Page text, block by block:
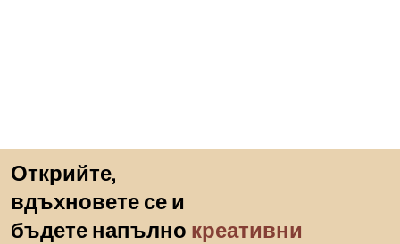
Открийте,
вдъхновете се и
бъдете напълно креативни